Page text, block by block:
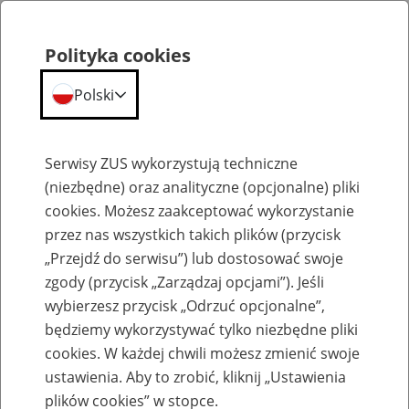
Emerytury
Baza zlikwidowanych lub
przekształconych zakładów pracy
Polityka cookies
Polski
Serwisy ZUS wykorzystują techniczne
(niezbędne) oraz analityczne (opcjonalne) pliki
cookies. Możesz zaakceptować wykorzystanie
przez nas wszystkich takich plików (przycisk
„Przejdź do serwisu”) lub dostosować swoje
zgody (przycisk „Zarządzaj opcjami”). Jeśli
wybierzesz przycisk „Odrzuć opcjonalne”,
będziemy wykorzystywać tylko niezbędne pliki
cookies. W każdej chwili możesz zmienić swoje
ustawienia. Aby to zrobić, kliknij „Ustawienia
plików cookies” w stopce.